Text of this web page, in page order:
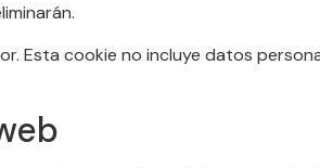
Esta cookie no incluye datos